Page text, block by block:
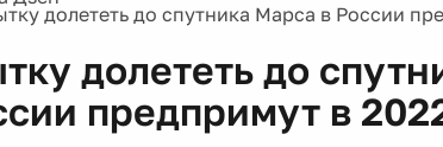
долететь до спутника Марса в России
долететь до
предпримут в